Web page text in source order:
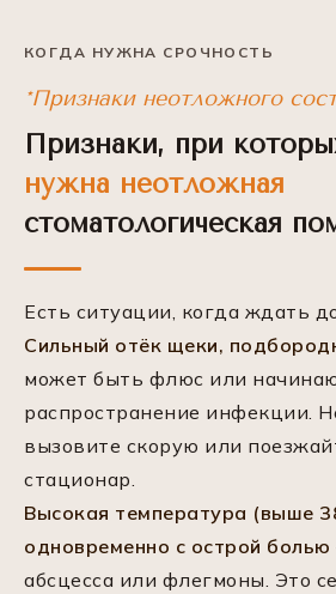
КОГДА НУЖНА СРОЧНОСТЬ
*Признаки неотложного
Признаки, при
нужна неотложная
стоматологическая
Есть ситуации, когда ждать
Сильный отёк щеки,
может быть флюс или
распространение инфекции.
вызовите скорую или
стационар.
Высокая температура (выше
одновременно с острой болью
абсцесса или флегмоны. Это